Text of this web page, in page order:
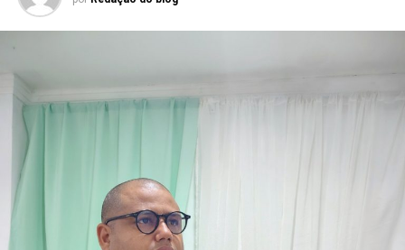
longo do mandato, Rafael também levou recursos para
municípios de todas as regiões do Rio Grande do Norte,
consolidando uma atuação parlamentar marcada pela
presença nos municípios e por investimentos que
continuam gerando benefícios para a população.